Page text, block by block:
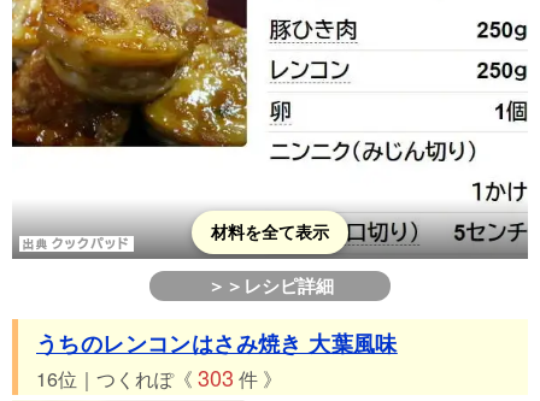
材料を全て表示
＞＞レシピ詳細
うちのレンコンはさみ焼き 大葉風味
16位｜つくれぽ《 303 件 》